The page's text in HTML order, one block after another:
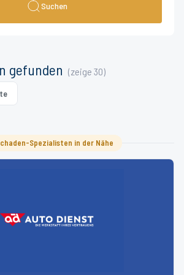
Suchen
gefunden (zeige 30)
Spezialisten in der Nähe